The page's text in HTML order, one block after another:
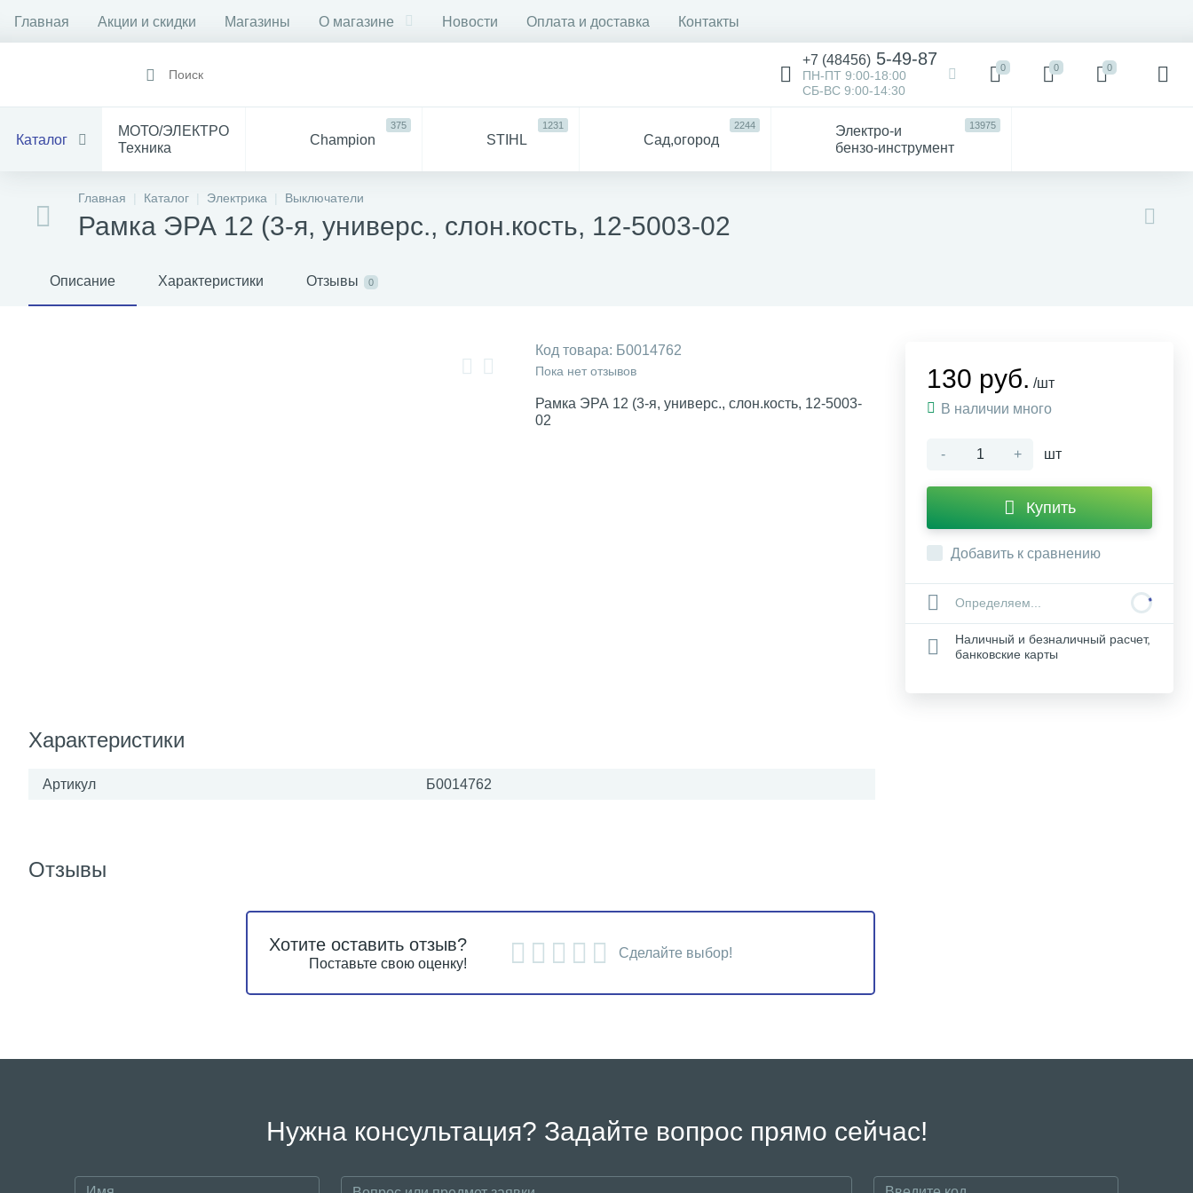
Главная Акции и скидки Магазины О магазине Новости Оплата и доставка Контакты
+7 (48456) 5-49-87
ПН-ПТ 9:00-18:00
СБ-ВС 9:00-14:30
0 0 0
Каталог
МОТО/ЭЛЕКТРО
Техника
Champion
375
STIHL
1231
Сад,огород
2244
Электро-и
бензо-инструмент
13975
Все
Инструмент
Главная Каталог Электрика Выключатели
Рамка ЭРА 12 (3-я, универс., слон.кость, 12-5003-02
Описание Характеристики Отзывы 0
Код товара: Б0014762
Пока нет отзывов
Рамка ЭРА 12 (3-я, универс., слон.кость, 12-5003-
02
Характеристики
Артикул Б0014762
130 руб. /шт
В наличии много
- + шт
Купить
Добавить к сравнению
Определяем...
Наличный и безналичный расчет,
банковские карты
Отзывы
Хотите оставить отзыв?
Поставьте свою оценку!
Сделайте выбор!
Нужна консультация? Задайте вопрос прямо сейчас!